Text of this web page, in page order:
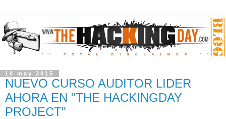
10 may 2015
NUEVO CURSO AUDITOR LIDER
AHORA EN "THE HACKINGDAY
PROJECT"